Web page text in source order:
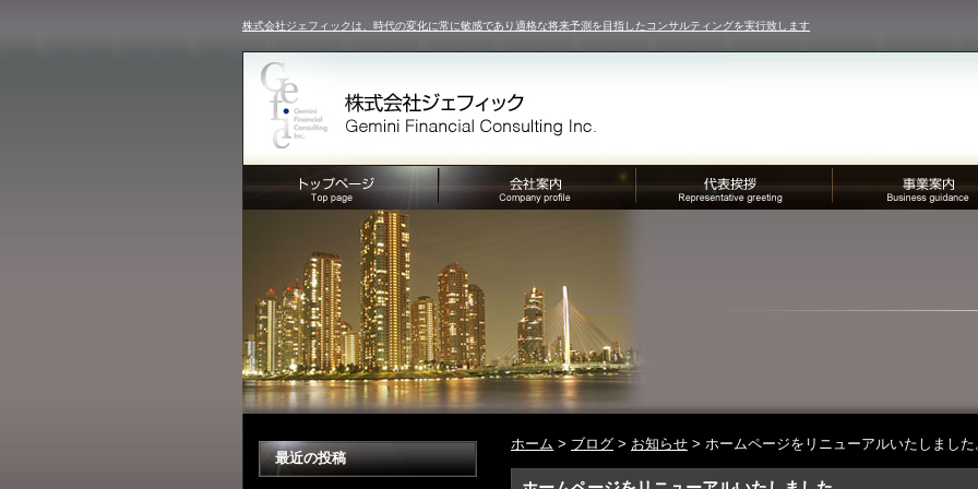
株式会社ジェフィックは、時代の変化に常に敏感であり適格な将来予測を目指したコンサルティングを実行致します
ホーム > ブログ > お知らせ > ホームページをリニューアルいたしました
最近の投稿